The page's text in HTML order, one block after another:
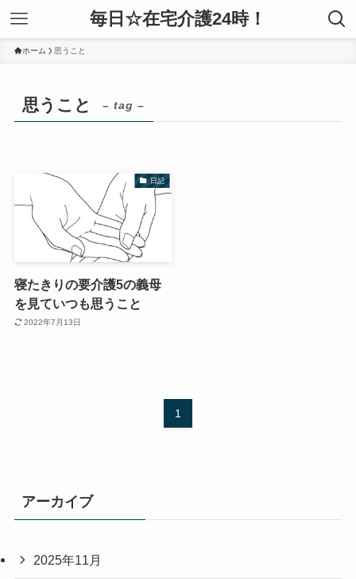
毎日☆在宅介護24時！
ホーム 思うこと
思うこと – tag –
日記
寝たきりの要介護5の義母
を見ていつも思うこと
2022年7月13日
1
アーカイブ
2025年11月